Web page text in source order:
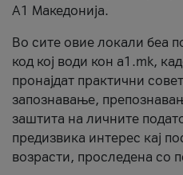
А1 Македонија.
Во сите овие локали беа
код кој води кон a1.mk,
пронајдат практични
запознавање,
заштита на личните
предизвика интерес кај
возрасти, проследена со